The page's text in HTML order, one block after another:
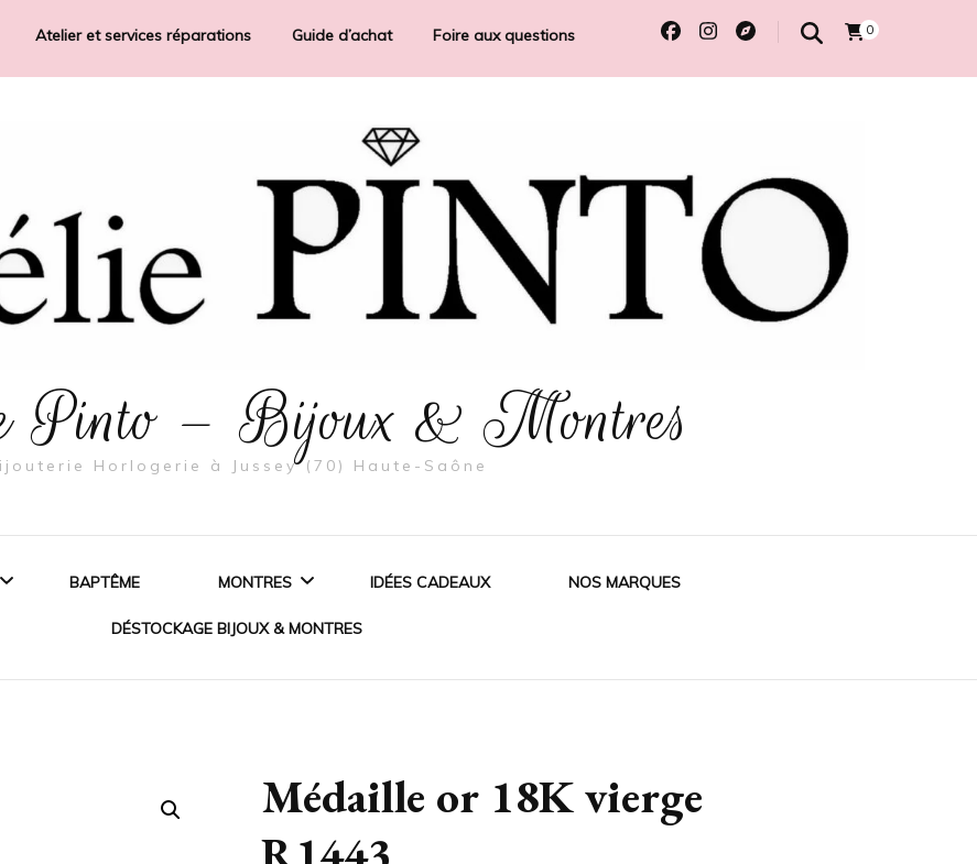
Atelier et services réparations Guide d’achat Foire aux questions 0
Pinto – Bijoux & Montres
Horlogerie à Jussey (70) Haute-Saône
BAPTÊME MONTRES
MONTRES ENFANT
IDÉES CADEAUX NOS MARQUES
DÉSTOCKAGE BIJOUX & MONTRES
Médaille or 18K vierge